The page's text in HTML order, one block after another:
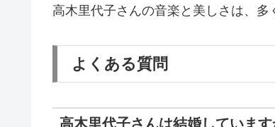
高木里代子さんの音楽と美しさは、多
よくある質問
高木里代子さんは結婚しています